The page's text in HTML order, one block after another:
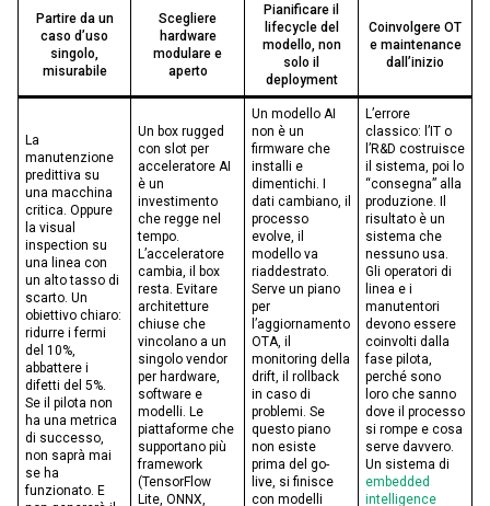
Partire da un
caso d’uso
singolo,
misurabile
Scegliere
hardware
modulare e
aperto
Pianificare il
lifecycle del
modello, non
solo il
deployment
Coinvolgere OT
e maintenance
dall’inizio
La
manutenzione
predittiva su
una macchina
critica. Oppure
la visual
inspection su
una linea con
un alto tasso di
scarto. Un
obiettivo chiaro:
ridurre i fermi
del 10%,
abbattere i
difetti del 5%.
Se il pilota non
ha una metrica
di successo,
non saprà mai
se ha
funzionato. E
Un box rugged
con slot per
acceleratore AI
è un
investimento
che regge nel
tempo.
L’acceleratore
cambia, il box
resta. Evitare
architetture
chiuse che
vincolano a un
singolo vendor
per hardware,
software e
modelli. Le
piattaforme che
supportano più
framework
(TensorFlow
Lite, ONNX,
Un modello AI
non è un
firmware che
installi e
dimentichi. I
dati cambiano, il
processo
evolve, il
modello va
riaddestrato.
Serve un piano
per
l’aggiornamento
OTA, il
monitoring della
drift, il rollback
in caso di
problemi. Se
questo piano
non esiste
prima del go-
live, si finisce
con modelli
L’errore
classico: l’IT o
l’R&D costruisce
il sistema, poi lo
“consegna” alla
produzione. Il
risultato è un
sistema che
nessuno usa.
Gli operatori di
linea e i
manutentori
devono essere
coinvolti dalla
fase pilota,
perché sono
loro che sanno
dove il processo
si rompe e cosa
serve davvero.
Un sistema di
embedded
intelligence